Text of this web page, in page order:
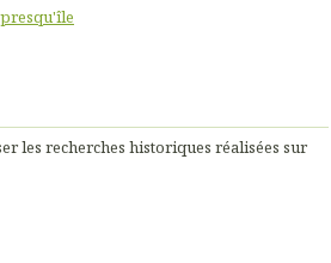
les recherches historiques réalisées sur